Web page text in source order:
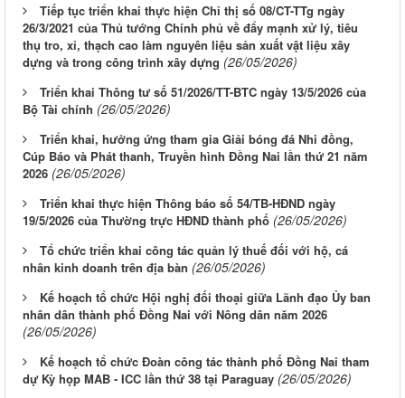
Tiếp tục triển khai thực hiện Chỉ thị số 08/CT-TTg ngày
26/3/2021 của Thủ tướng Chính phủ về đẩy mạnh xử lý, tiêu
thụ tro, xỉ, thạch cao làm nguyên liệu sản xuất vật liệu xây
dựng và trong công trình xây dựng (26/05/2026)
Triển khai Thông tư số 51/2026/TT-BTC ngày 13/5/2026 của
Bộ Tài chính (26/05/2026)
Triển khai, hưởng ứng tham gia Giải bóng đá Nhi đồng,
Cúp Báo và Phát thanh, Truyền hình Đồng Nai lần thứ 21 năm
2026 (26/05/2026)
Triển khai thực hiện Thông báo số 54/TB-HĐND ngày
19/5/2026 của Thường trực HĐND thành phố (26/05/2026)
Tổ chức triển khai công tác quản lý thuế đối với hộ, cá
nhân kinh doanh trên địa bàn (26/05/2026)
Kế hoạch tổ chức Hội nghị đối thoại giữa Lãnh đạo Ủy ban
nhân dân thành phố Đồng Nai với Nông dân năm 2026
(26/05/2026)
Kế hoạch tổ chức Đoàn công tác thành phố Đồng Nai tham
dự Kỳ họp MAB - ICC lần thứ 38 tại Paraguay (26/05/2026)